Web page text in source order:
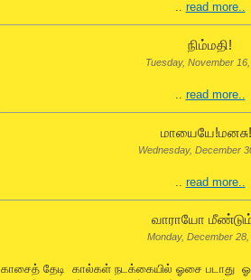
.. read more..
நிம்மதி!
Tuesday, November
.. read more..
Wednesday, December
read more..
வாராயோ
Monday, December 28,
காசைத் தேடி கால்கள் நடக்கையில் ஓசை படாது